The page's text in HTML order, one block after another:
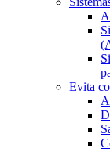
Evita